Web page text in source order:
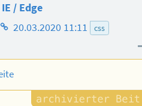
/ Edge
Homepage
20.03.2020 11:11 css